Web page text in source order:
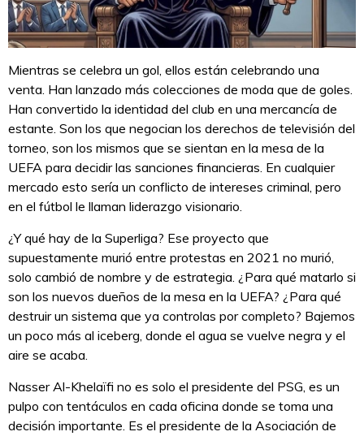
Mientras se celebra un gol, ellos están celebrando una
venta. Han lanzado más colecciones de moda que de goles.
Han convertido la identidad del club en una mercancía de
estante. Son los que negocian los derechos de televisión del
torneo, son los mismos que se sientan en la mesa de la
UEFA para decidir las sanciones financieras. En cualquier
mercado esto sería un conflicto de intereses criminal, pero
en el fútbol le llaman liderazgo visionario.
¿Y qué hay de la Superliga? Ese proyecto que
supuestamente murió entre protestas en 2021 no murió,
solo cambió de nombre y de estrategia. ¿Para qué matarlo si
son los nuevos dueños de la mesa en la UEFA? ¿Para qué
destruir un sistema que ya controlas por completo? Bajemos
un poco más al iceberg, donde el agua se vuelve negra y el
aire se acaba.
Nasser Al-Khelaïfi no es solo el presidente del PSG, es un
pulpo con tentáculos en cada oficina donde se toma una
decisión importante. Es el presidente de la Asociación de